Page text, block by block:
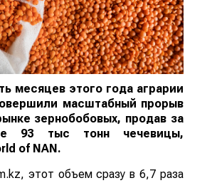
месяцев этого года аграрии
масштабный прорыв
зернобобовых, продав за
93 тыс тонн чечевицы,
of NAN.
этот объем сразу в 6,7 раза